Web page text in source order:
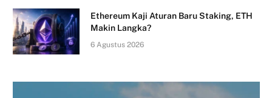
Ethereum Kaji Aturan Baru Staking, ETH
Makin Langka?
6 Agustus 2026